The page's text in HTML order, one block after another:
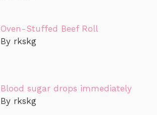
Oven-Stuffed Beef Roll
By rkskg
Blood sugar drops immediately
By rkskg